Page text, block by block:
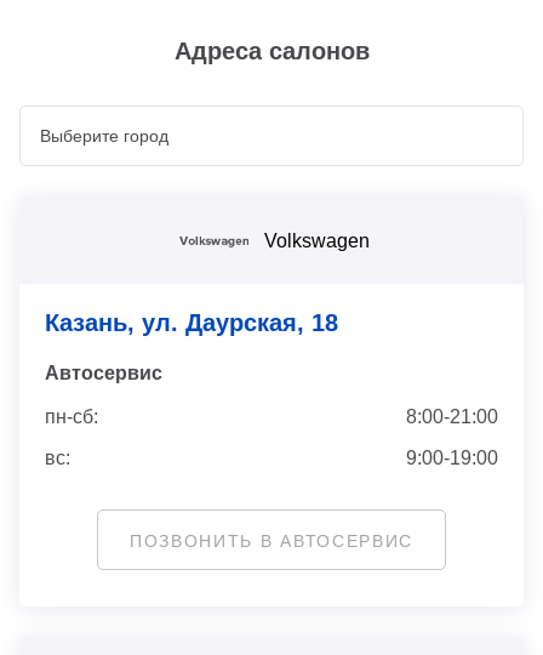
Адреса салонов
Volkswagen
Казань, ул. Даурская, 18
Автосервис
пн-сб:
8:00-21:00
вс:
9:00-19:00
ПОЗВОНИТЬ В АВТОСЕРВИС